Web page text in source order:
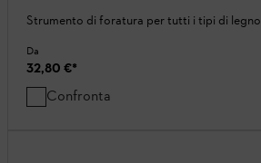
Strumento di foratura per tutti i tipi di legno
Da
32,80 €*
Confronta